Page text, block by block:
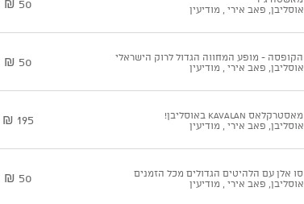
אוסליבן, פאב אירי , מודיעין 50 ₪
הקופסה - מופע המחווה הגדול לרוק הישראלי
אוסליבן, פאב אירי , מודיעין 50 ₪
מאסטרקלאס KAVALAN באוסליבן!
אוסליבן, פאב אירי , מודיעין 195 ₪
סו אלן עם הלהיטים הגדולים מכל הזמנים
אוסליבן, פאב אירי , מודיעין 50 ₪